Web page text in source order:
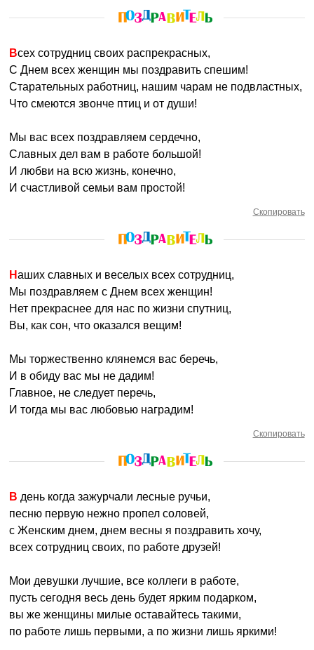
Всех сотрудниц своих распрекрасных,
С Днем всех женщин мы поздравить спешим!
Старательных работниц, нашим чарам не подвластных,
Что смеются звонче птиц и от души!
Мы вас всех поздравляем сердечно,
Славных дел вам в работе большой!
И любви на всю жизнь, конечно,
И счастливой семьи вам простой!
Скопировать
Наших славных и веселых всех сотрудниц,
Мы поздравляем с Днем всех женщин!
Нет прекраснее для нас по жизни спутниц,
Вы, как сон, что оказался вещим!
Мы торжественно клянемся вас беречь,
И в обиду вас мы не дадим!
Главное, не следует перечь,
И тогда мы вас любовью наградим!
Скопировать
В день когда зажурчали лесные ручьи,
песню первую нежно пропел соловей,
с Женским днем, днем весны я поздравить хочу,
всех сотрудниц своих, по работе друзей!
Мои девушки лучшие, все коллеги в работе,
пусть сегодня весь день будет ярким подарком,
вы же женщины милые оставайтесь такими,
по работе лишь первыми, а по жизни лишь яркими!